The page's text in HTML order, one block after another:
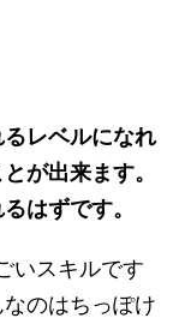
レベルになれ
が出来ます。
はずです。
いスキルです
のはちっぽけ